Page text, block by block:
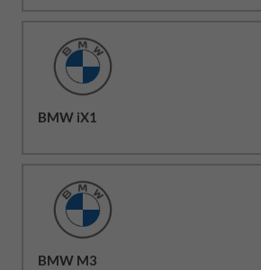
BMW iX1
BMW M3